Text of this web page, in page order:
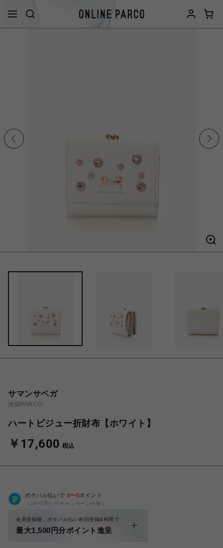
サマンサベガ
池袋PARCO
ハートビジュー折財布【ホワイト】
￥17,600 税込
ポケパル払いで 0〜0ポイント
（1P=1円）※キャンペーン分除く
会員登録後、ポケパル払い初回登録&利用で
最大1,500円分ポイント進呈